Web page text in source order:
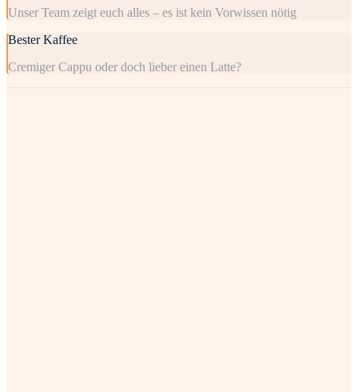
Unser Team zeigt euch alles – es ist kein Vorwissen nötig
Bester Kaffee
Cremiger Cappu oder doch lieber einen Latte?